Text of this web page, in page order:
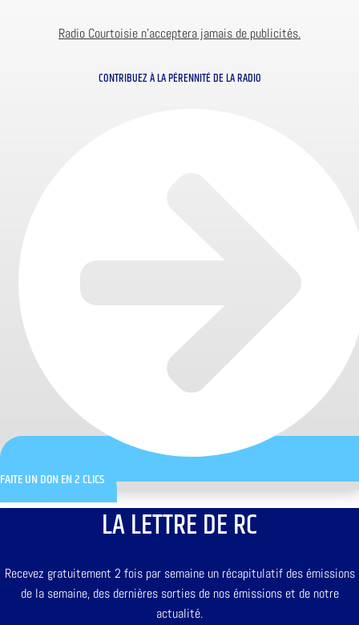
Radio Courtoisie n’acceptera jamais de publicités.
CONTRIBUEZ À LA PÉRENNITÉ DE LA RADIO
FAITE UN DON EN 2 CLICS
LA LETTRE DE RC
Recevez gratuitement 2 fois par semaine un récapitulatif des émissions
de la semaine, des dernières sorties de nos émissions et de notre
actualité.